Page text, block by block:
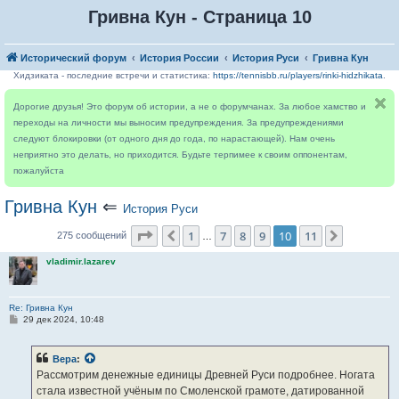
Гривна Кун - Страница 10
Исторический форум История России История Руси Гривна Кун
Хидзиката - последние встречи и статистика: https://tennisbb.ru/players/rinki-hidzhikata
Дорогие друзья! Это форум об истории, а не о форумчанах. За любое хамство и
переходы на личности мы выносим предупреждения. За предупреждениями
следуют блокировки (от одного дня до года, по нарастающей). Нам очень
неприятно это делать, но приходится. Будьте терпимее к своим оппонентам,
пожалуйста
Гривна Кун ⇐ История Руси
275 сообщений Страница 10из11
Пред.
1 7 8 9 10 11
vladimir.lazarev
Re: Гривна Кун
С29 дек 2024, 10:48
Вера:
Рассмотрим денежные единицы Древней Руси подробнее. Ногата
стала известной учёным по Смоленской грамоте, датированной